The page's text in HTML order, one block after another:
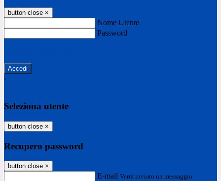
button close ×
Nome Utente
Password
-
Seleziona utente
button close ×
Recupero password
button close ×
E-mail Verrà inviato un messaggio